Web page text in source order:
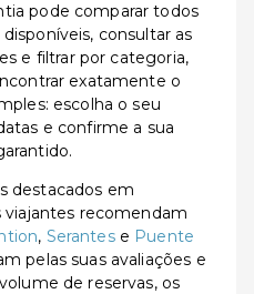
pode comparar todos
consultar as
e filtrar por categoria,
exatamente o
escolha o seu
e confirme a sua
destacados em
viajantes recomendam
, Serantese Puente
pelas suas avaliações e
de reservas, os